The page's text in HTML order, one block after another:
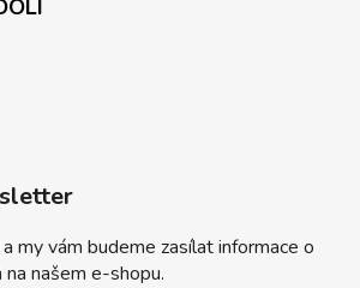
my vám budeme zasílat informace o
našem e-shopu.